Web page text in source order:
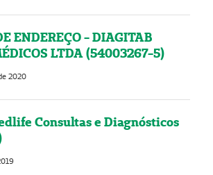
ENDEREÇO - DIAGITAB
LTDA (54003267-5)
2020
Consultas e Diagnósticos